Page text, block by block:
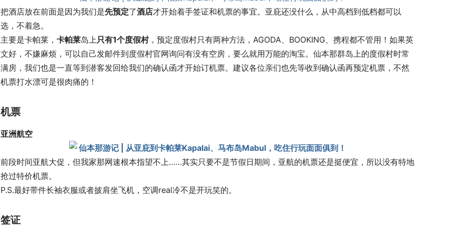
把酒店放在前面是因为我们是先预定了酒店才开始着手签证和机票的事宜。亚庇还没什么，从中高档到低档都可以
选，不着急。
主要是卡帕莱， 卡帕莱岛上 只有1个度假村，预定度假村只有两种方法，AGODA、BOOKING、携程都不管用！如果英
文好，不嫌麻烦，可以自己发邮件到度假村官网询问有没有空房，要么就用万能的淘宝。仙本那群岛上的度假村时常
满房，我们也是一直等到潜客发回给我们的确认函才开始订机票。建议各位亲们也先等收到确认函再预定机票，不然
机票打水漂可是很肉痛的！
机票
亚洲航空
前段时间亚航大促，但我家那网速根本指望不上……其实只要不是节假日期间，亚航的机票还是挺便宜，所以没有特地
抢过特价机票。
P.S.最好带件长袖衣服或者披肩坐飞机，空调real冷不是开玩笑的。
签证